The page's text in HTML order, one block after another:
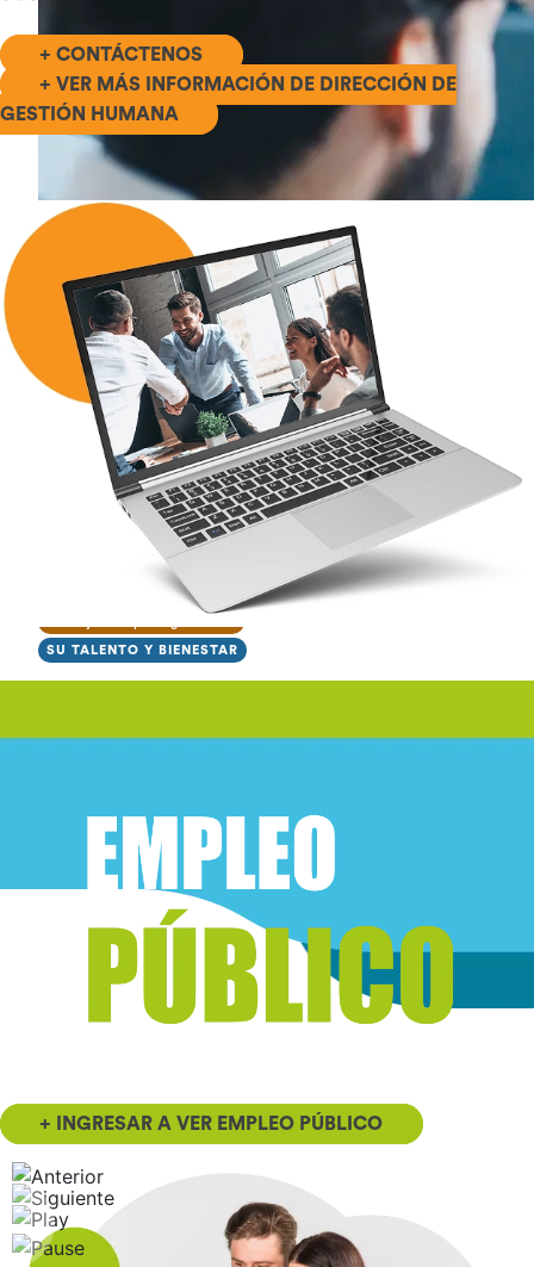
SU TALENTO Y BIENESTAR
+ CONTÁCTENOS
+ VER MÁS INFORMACIÓN DE DIRECCIÓN DE
GESTIÓN HUMANA
+ INGRESAR A VER EMPLEO PÚBLICO